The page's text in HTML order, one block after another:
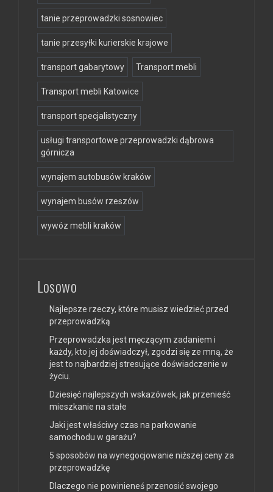
tanie przeprowadzki sosnowiec
tanie przesyłki kurierskie krajowe
transport gabarytowy Transport mebli
Transport mebli Katowice
transport specjalistyczny
usługi transportowe przeprowadzki dąbrowa
górnicza
wynajem autobusów kraków
wynajem busów rzeszów
wywóz mebli kraków
Losowo
Najlepsze rzeczy, które musisz wiedzieć przed
przeprowadzką
Przeprowadzka jest męczącym zadaniem i
każdy, kto jej doświadczył, zgodzi się ze mną, że
jest to najbardziej stresujące doświadczenie w
życiu.
Dziesięć najlepszych wskazówek, jak przenieść
mieszkanie na stałe
Jaki jest właściwy czas na parkowanie
samochodu w garażu?
5 sposobów na wynegocjowanie niższej ceny za
przeprowadzkę
Dlaczego nie powinieneś przenosić swojego